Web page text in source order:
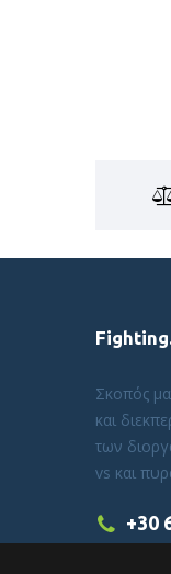
Σκοπός
και
των
vs και
+30